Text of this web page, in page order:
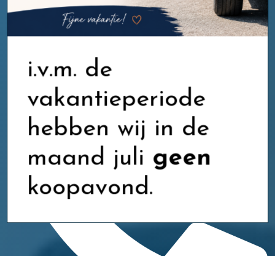
i.v.m. de
vakantieperiode
hebben wij in de
maand juli geen
koopavond.